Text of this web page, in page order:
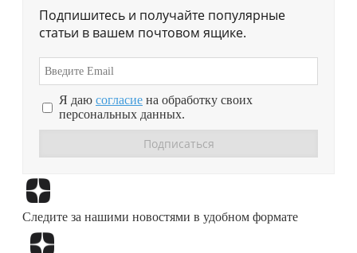
Подпишитесь и получайте популярные
статьи в вашем почтовом ящике.
Я даю согласие на обработку своих
персональных данных.
Следите за нашими новостями в удобном формате